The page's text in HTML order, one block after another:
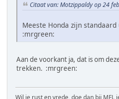
Citaat van: Motzippaldy op 24
Meeste Honda zijn
:mrgreen:
Aan de voorkant ja, dat is om
trekken. :mrgreen: